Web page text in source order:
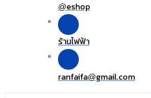
@eshop
ร้านไฟฟ้า
ranfaifa@gmail.com